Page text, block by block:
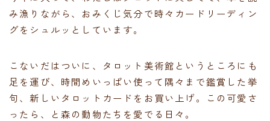
み漁りながら、おみくじ気分で時々カードリーディン
グをシュルッとしています。
こないだはついに、タロット美術館というところにも
足を運び、時間めいっぱい使って隅々まで鑑賞した挙
句、新しいタロットカードをお買い上げ。この可愛さ
ったら、と森の動物たちを愛でる日々。